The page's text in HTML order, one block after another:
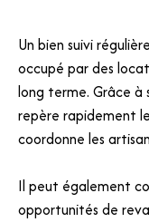
Un bien suivi
occupé par des
long terme. Grâce à
repère rapidement
coordonne les
Il peut également
opportunités de